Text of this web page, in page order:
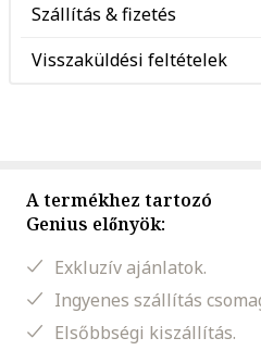
Szállítás & fizetés
Visszaküldési feltételek
A termékhez tartozó
Genius előnyök:
Exkluzív ajánlatok.
Ingyenes szállítás
Elsőbbségi kiszállítás.